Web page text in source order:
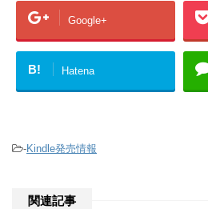
Google+
B! Hatena
-Kindle発売情報
関連記事